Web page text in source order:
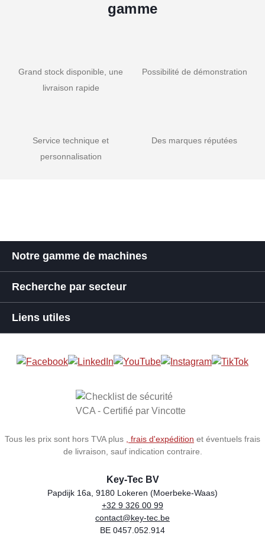
gamme
Grand stock disponible, une
livraison rapide
Possibilité de démonstration
Service technique et
personnalisation
Des marques réputées
Notre gamme de machines
Recherche par secteur
Liens utiles
Tous les prix sont hors TVA plus , frais d'expédition et éventuels frais
de livraison, sauf indication contraire.
Store name
Key-Tec BV
Address
Papdijk 16a, 9180 Lokeren (Moerbeke-Waas)
Phone
+32 9 326 00 99
Email
contact@key-tec.be
VAT number
BE 0457.052.914